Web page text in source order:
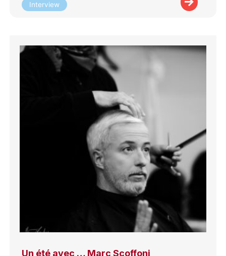
Interview
Un été avec … Marc Scoffoni